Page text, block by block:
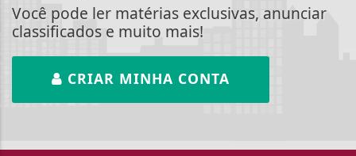
Você pode ler matérias exclusivas, anunciar
classificados e muito mais!
CRIAR MINHA CONTA